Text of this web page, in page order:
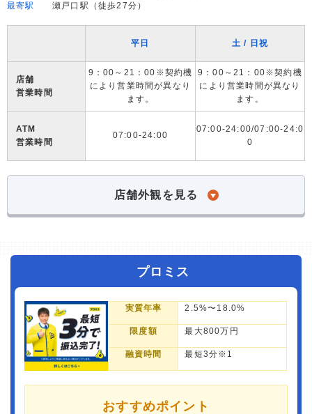
最寄駅
瀬戸口駅（徒歩27分）
平日 土 / 日祝
店舗
営業時間
9：00～21：00※契約機
により営業時間が異なり
ます。
9：00～21：00※契約機
により営業時間が異なり
ます。
ATM
営業時間
07:00-24:00
07:00-24:00/07:00-24:0
0
店舗外観を見る
プロミス
実質年率 2.5%〜18.0%
限度額 最大800万円
融資時間 最短3分※1
おすすめポイント